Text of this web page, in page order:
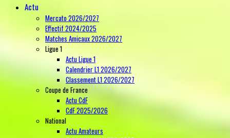
Actu
Mercato 2026/2027
Effectif 2024/2025
Matches Amicaux 2026/2027
Ligue 1
Actu Ligue 1
Calendrier L1 2026/2027
Classement L1 2026/2027
Coupe de France
Actu CdF
CdF 2025/2026
National
Actu Amateurs